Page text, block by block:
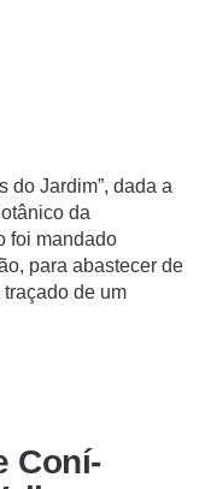
do Jardim”, dada a
da
foi mandado
para abastecer de
de um
Coní­